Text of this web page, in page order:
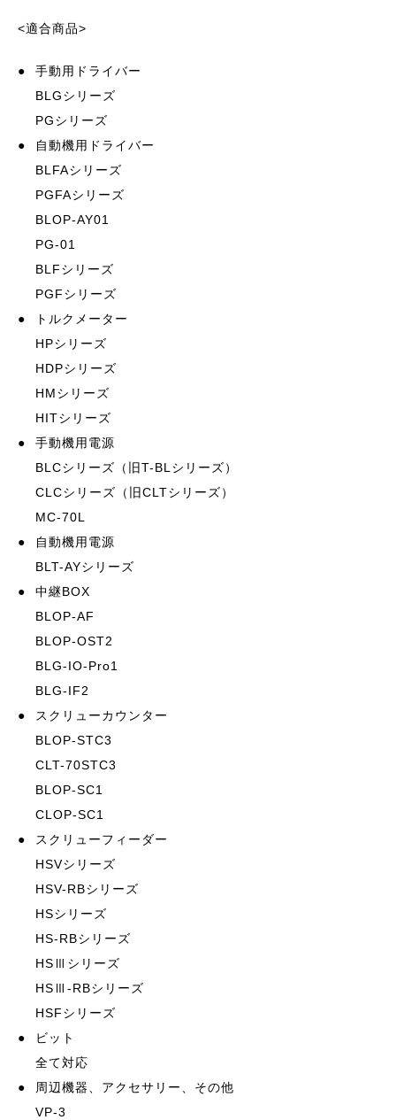
<適合商品>
●
手動用ドライバー
BLGシリーズ
PGシリーズ
●
自動機用ドライバー
BLFAシリーズ
PGFAシリーズ
BLOP-AY01
PG-01
BLFシリーズ
PGFシリーズ
●
トルクメーター
HPシリーズ
HDPシリーズ
HMシリーズ
HITシリーズ
●
手動機用電源
BLCシリーズ（旧T-BLシリーズ）
CLCシリーズ（旧CLTシリーズ）
MC-70L
●
自動機用電源
BLT-AYシリーズ
●
中継BOX
BLOP-AF
BLOP-OST2
BLG-IO-Pro1
BLG-IF2
●
スクリューカウンター
BLOP-STC3
CLT-70STC3
BLOP-SC1
CLOP-SC1
●
スクリューフィーダー
HSVシリーズ
HSV-RBシリーズ
HSシリーズ
HS-RBシリーズ
HSⅢシリーズ
HSⅢ-RBシリーズ
HSFシリーズ
●
ビット
全て対応
●
周辺機器、アクセサリー、その他
VP-3